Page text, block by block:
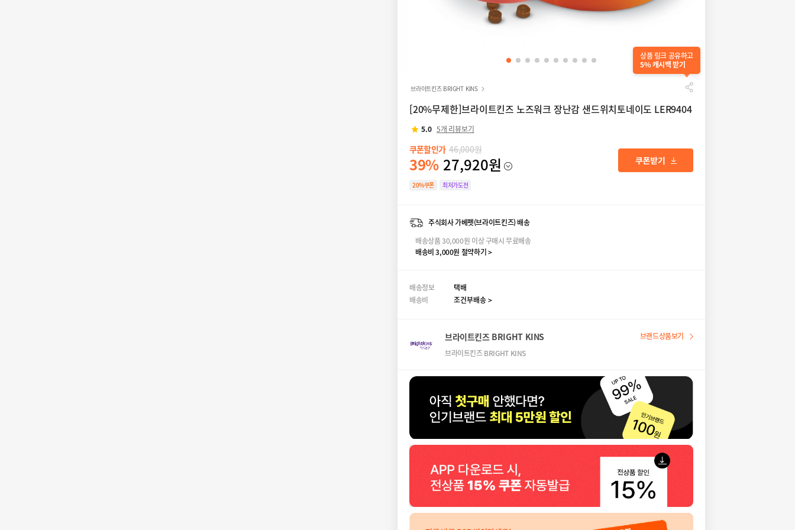
상품 링크 공유하고
5% 캐시백 받기
브라이트킨즈 BRIGHT KINS
[20%무제한]브라이트킨즈 노즈워크 장난감 샌드위치토네이도 LER9404
5.0 5개 리뷰보기
쿠폰할인가 46,000원
39% 27,920원
20%쿠폰 최저가도전
주식회사 가베펫(브라이트킨즈) 배송
배송상품 30,000원 이상 구매시 무료배송
배송비 3,000원 절약하기 >
배송정보
택배
배송비
조건부배송 >
브라이트킨즈 BRIGHT KINS
브라이트킨즈 BRIGHT KINS
브랜드상품보기